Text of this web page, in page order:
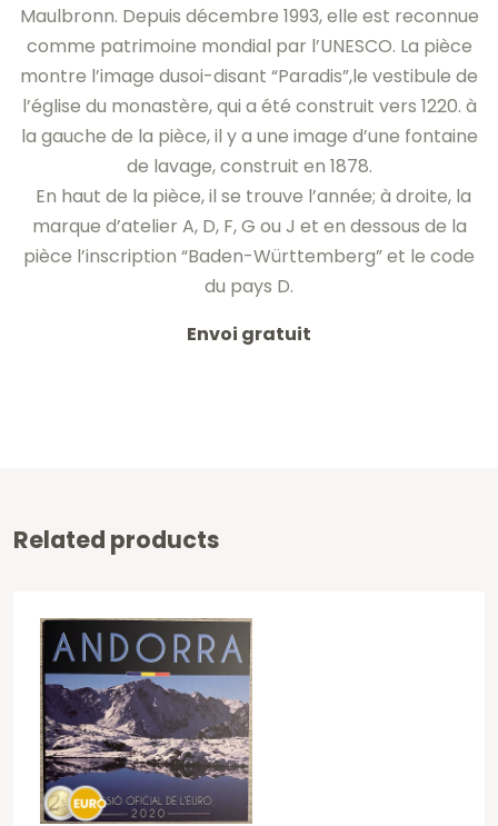
Maulbronn. Depuis décembre 1993, elle est reconnue
comme patrimoine mondial par l’UNESCO. La pièce
montre l’image dusoi-disant “Paradis”,le vestibule de
l’église du monastère,qui a été construit vers 1220. à
la gauche de la pièce, il y a une image d’une fontaine
de lavage, construit en 1878.
En haut de la pièce, il se trouve l’année; à droite, la
marque d’atelier A, D, F, G ou J et en dessous de la
pièce l’inscription “Baden-Württemberg” et le code
du pays D.
Envoi gratuit
Related products